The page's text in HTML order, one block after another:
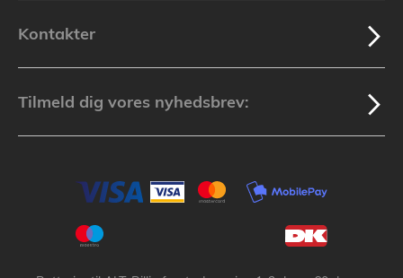
Kontakter
Tilmeld dig vores nyhedsbrev: